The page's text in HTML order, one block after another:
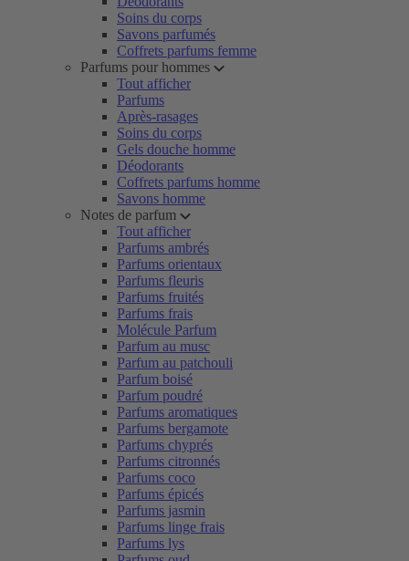
Soins du corps
Savons parfumés
Coffrets parfums femme
Parfums pour hommes
Tout afficher
Parfums
Après-rasages
Soins du corps
Gels douche homme
Déodorants
Coffrets parfums homme
Savons homme
Notes de parfum
Tout afficher
Parfums ambrés
Parfums orientaux
Parfums fleuris
Parfums fruités
Parfums frais
Molécule Parfum
Parfum au musc
Parfum au patchouli
Parfum boisé
Parfum poudré
Parfums aromatiques
Parfums bergamote
Parfums chyprés
Parfums citronnés
Parfums coco
Parfums épicés
Parfums jasmin
Parfums linge frais
Parfums lys